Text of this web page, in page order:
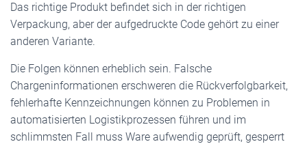
Das richtige Produkt befindet sich in der richtigen
Verpackung, aber der aufgedruckte Code gehört zu einer
anderen Variante.
Die Folgen können erheblich sein. Falsche
Chargeninformationen erschweren die Rückverfolgbarkeit,
fehlerhafte Kennzeichnungen können zu Problemen in
automatisierten Logistikprozessen führen und im
schlimmsten Fall muss Ware aufwendig geprüft, gesperrt